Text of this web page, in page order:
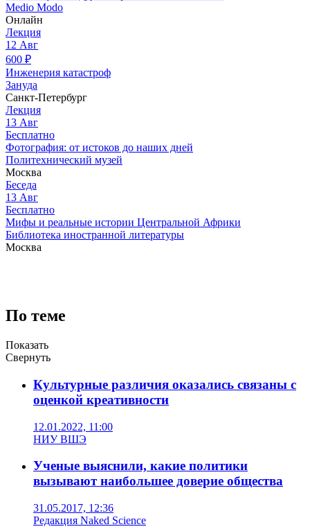
Medio Modo
Онлайн
Лекция
12 Авг
600 ₽
Инженерия катастроф
Зануда
Санкт-Петербург
Лекция
13 Авг
Бесплатно
Фотография: от истоков до наших дней
Политехнический музей
Москва
Беседа
13 Авг
Бесплатно
Мифы и реальные истории Центральной Африки
Библиотека иностранной литературы
Москва
По теме
Показать
Свернуть
Культурные различия оказались связаны с
оценкой креативности
12.01.2022, 11:00
НИУ ВШЭ
Ученые выяснили, какие политики
вызывают наибольшее доверие общества
31.05.2017, 12:36
Редакция Naked Science